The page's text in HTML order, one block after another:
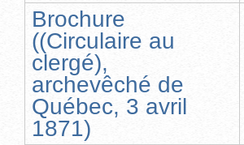
Brochure
((Circulaire au
clergé),
archevêché de
Québec, 3 avril
1871)